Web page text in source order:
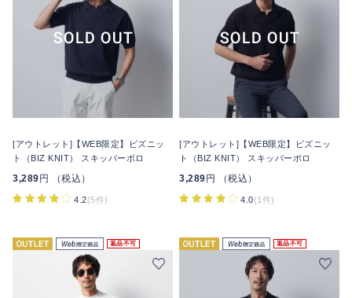
[アウトレット]【WEB限定】ビズニッ
ト（BIZ KNIT） スキッパーポロ
3,289 円 （税込）
4.2(5件)
[アウトレット]【WEB限定】ビズニッ
ト（BIZ KNIT） スキッパーポロ
3,289 円 （税込）
4.0(1件)
返品不可 返品不可